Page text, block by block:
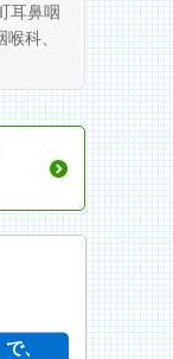
耳鼻咽
科、
、